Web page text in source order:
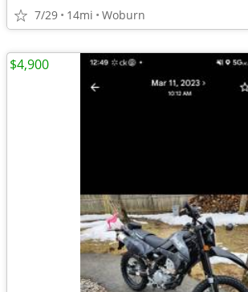
7/29 14mi Woburn
$4,900